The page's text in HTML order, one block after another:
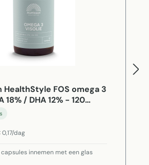
FOS omega 3
18% / DHA 12% - 120
dag
capsules innemen met een glas